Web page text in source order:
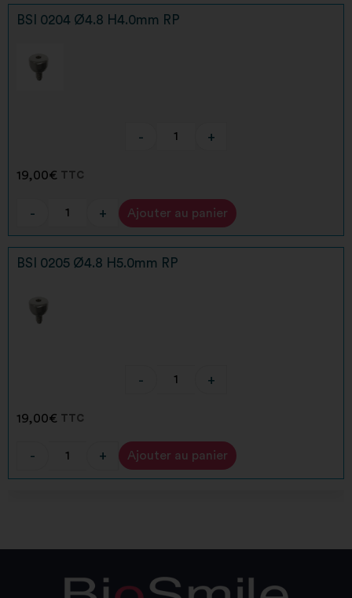
BSI 0204 Ø4.8 H4.0mm RP
- +
19,00€ TTC
- + Ajouter au panier
Alternative:
BSI 0205 Ø4.8 H5.0mm RP
- +
19,00€ TTC
- + Ajouter au panier
Alternative: